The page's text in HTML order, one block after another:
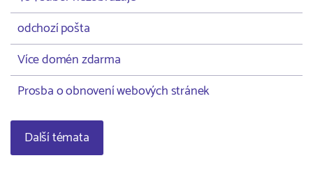
odchozí pošta
Více domén zdarma
Prosba o obnovení webových stránek
Další témata